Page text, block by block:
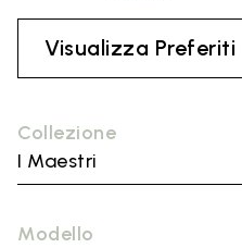
Collezione
I Maestri
Modello
Visualizza Preferiti